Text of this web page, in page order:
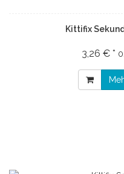
Kittifix
3,26 € *